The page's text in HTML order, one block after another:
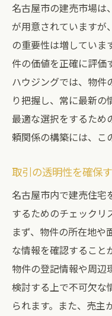
名古屋市の建売市場は
が用意されていますが
の重要性は増していま
件の価値を正確に評価
ハウジングでは、物件
り把握し、常に最新の
最適な選択をするため
頼関係の構築には、こ
取引の透明性を確保
名古屋市内で建売住宅
するためのチェックリ
まず、物件の所在地や
な情報を確認すること
物件の登記情報や周辺
検討する上で不可欠な
られます。また、売主